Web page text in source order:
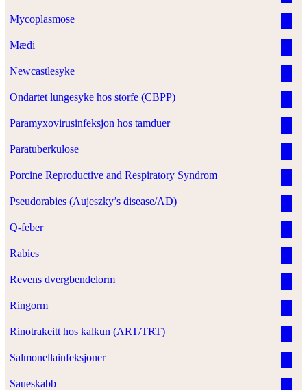
Mycoplasmose
Mædi
Newcastlesyke
Ondartet lungesyke hos storfe (CBPP)
Paramyxovirusinfeksjon hos tamduer
Paratuberkulose
Porcine Reproductive and Respiratory Syndrom
Pseudorabies (Aujeszky’s disease/AD)
Q-feber
Rabies
Revens dvergbendelorm
Ringorm
Rinotrakeitt hos kalkun (ART/TRT)
Salmonellainfeksjoner
Saueskabb